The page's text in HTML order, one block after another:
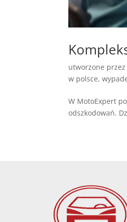
utworzone
w polsce,
W MotoExpert
odszkodowań.